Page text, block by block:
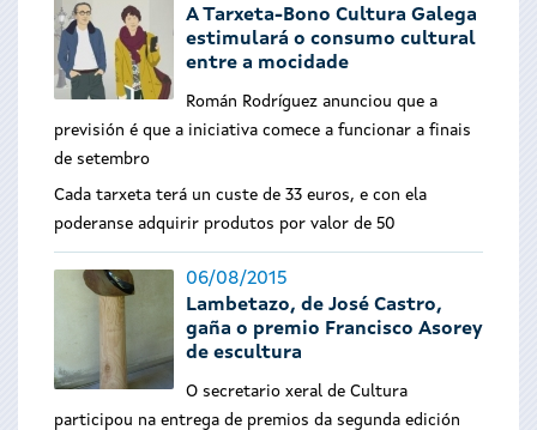
A Tarxeta-Bono Cultura Galega
estimulará o consumo cultural
entre a mocidade
Román Rodríguez anunciou que a
previsión é que a iniciativa comece a funcionar a finais
de setembro
Cada tarxeta terá un custe de 33 euros, e con ela
poderanse adquirir produtos por valor de 50
06/08/2015
Lambetazo, de José Castro,
gaña o premio Francisco Asorey
de escultura
O secretario xeral de Cultura
participou na entrega de premios da segunda edición